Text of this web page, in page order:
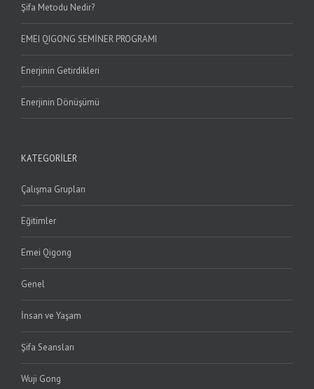
Şifa Metodu Nedir?
EMEI QIGONG SEMİNER PROGRAMI
Enerjinin Getirdikleri
Enerjinin Dönüşümü
KATEGORILER
Çalışma Grupları
Eğitimler
Emei Qigong
Genel
İnsan ve Yaşam
Şifa Seansları
Wuji Gong